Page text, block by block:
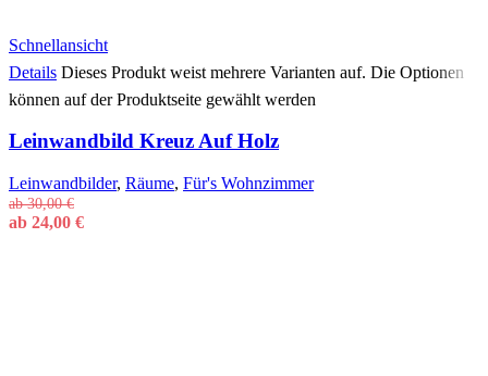
Schnellansicht
Details Dieses Produkt weist mehrere Varianten auf. Die Optionen
können auf der Produktseite gewählt werden
Leinwandbild Kreuz Auf Holz
Leinwandbilder, Räume, Für's Wohnzimmer
ab30,00€
ab 24,00 €